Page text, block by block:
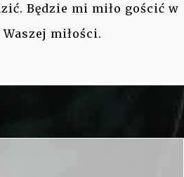
Będzie mi miło gościć w
miłości.